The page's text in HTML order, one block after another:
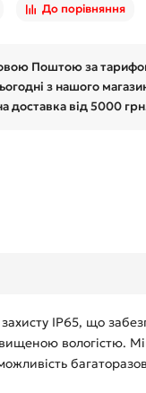
До порівняння
Поштою за
з нашого
доставка від 5000
IP65, що
вологістю.